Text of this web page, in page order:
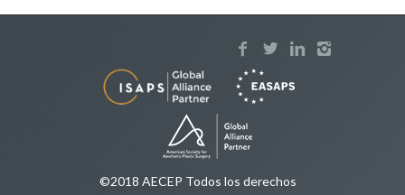
©2018 AECEP Todos los derechos